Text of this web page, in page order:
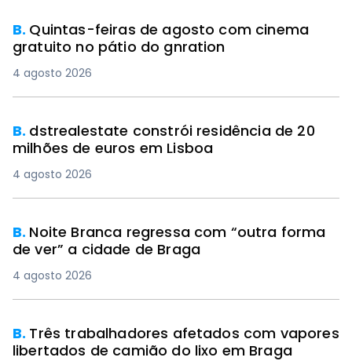
B. Quintas-feiras de agosto com cinema
gratuito no pátio do gnration
4 agosto 2026
B. dstrealestate constrói residência de 20
milhões de euros em Lisboa
4 agosto 2026
B. Noite Branca regressa com “outra forma
de ver” a cidade de Braga
4 agosto 2026
B. Três trabalhadores afetados com vapores
libertados de camião do lixo em Braga